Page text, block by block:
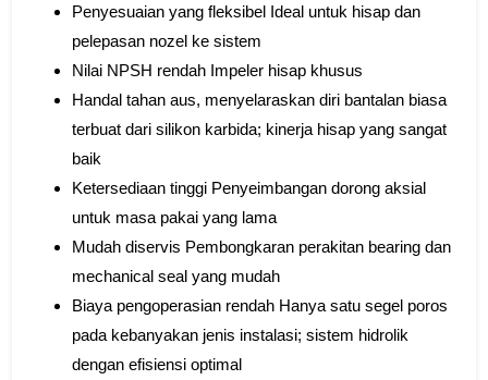
Penyesuaian yang fleksibel Ideal untuk hisap dan
pelepasan nozel ke sistem
Nilai NPSH rendah Impeler hisap khusus
Handal tahan aus, menyelaraskan diri bantalan biasa
terbuat dari silikon karbida; kinerja hisap yang sangat
baik
Ketersediaan tinggi Penyeimbangan dorong aksial
untuk masa pakai yang lama
Mudah diservis Pembongkaran perakitan bearing dan
mechanical seal yang mudah
Biaya pengoperasian rendah Hanya satu segel poros
pada kebanyakan jenis instalasi; sistem hidrolik
dengan efisiensi optimal